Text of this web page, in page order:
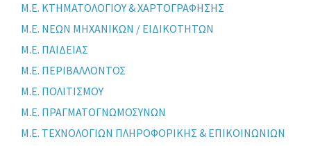
Μ.Ε. ΚΤΗΜΑΤΟΛΟΓΙΟΥ & ΧΑΡΤΟΓΡΑΦΗΣΗΣ
Μ.Ε. ΝΕΩΝ ΜΗΧΑΝΙΚΩΝ / ΕΙΔΙΚΟΤΗΤΩΝ
Μ.Ε. ΠΑΙΔΕΙΑΣ
Μ.Ε. ΠΕΡΙΒΑΛΛΟΝΤΟΣ
Μ.Ε. ΠΟΛΙΤΙΣΜΟΥ
Μ.Ε. ΠΡΑΓΜΑΤΟΓΝΩΜΟΣΥΝΩΝ
Μ.Ε. ΤΕΧΝΟΛΟΓΙΩΝ ΠΛΗΡΟΦΟΡΙΚΗΣ & ΕΠΙΚΟΙΝΩΝΙΩΝ